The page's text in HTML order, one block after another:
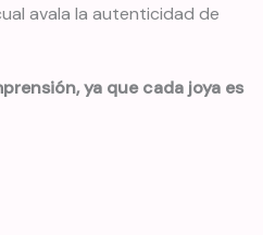
avala la autenticidad de
ya que cada joya es